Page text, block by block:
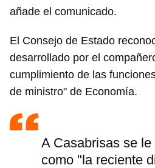
añade el comunicado.
El Consejo de Estado
desarrollado por el
cumplimiento de las
de ministro" de Economía.
A Casabrisas se
como "la reciente